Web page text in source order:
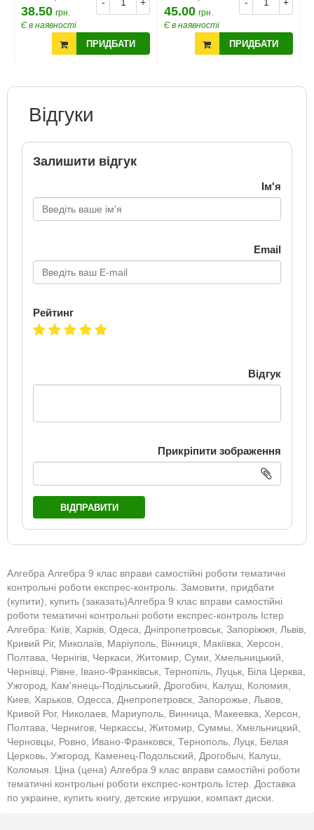
38.50 грн.
Є в наявності
ПРИДБАТИ
45.00 грн.
Є в наявності
ПРИДБАТИ
Відгуки
Залишити відгук
Ім'я
Email
Рейтинг
Відгук
Прикріпити зображення
ВІДПРАВИТИ
Алгебра Алгебра 9 клас вправи самостійні роботи тематичні
контрольні роботи експрес-контроль. Замовити, придбати
(купити), купить (заказать)Алгебра 9 клас вправи самостійні
роботи тематичні контрольні роботи експрес-контроль Істер
Алгебра: Київ, Харків, Одеса, Дніпропетровськ, Запоріжжя, Львів,
Кривий Ріг, Миколаїв, Маріуполь, Вінниця, Макіївка, Херсон,
Полтава, Чернігів, Черкаси, Житомир, Суми, Хмельницький,
Чернівці, Рівне, Івано-Франківськ, Тернопіль, Луцьк, Біла Церква,
Ужгород, Кам'янець-Подільський, Дрогобич, Калуш, Коломия,
Киев, Харьков, Одесса, Днепропетровск, Запорожье, Львов,
Кривой Рог, Николаев, Мариуполь, Винница, Макеевка, Херсон,
Полтава, Чернигов, Черкассы, Житомир, Суммы, Хмельницкий,
Черновцы, Ровно, Ивано-Франковск, Тернополь, Луцк, Белая
Церковь, Ужгород, Каменец-Подольский, Дрогобыч, Калуш,
Коломыя. Ціна (цена) Алгебра 9 клас вправи самостійні роботи
тематичні контрольні роботи експрес-контроль Істер. Доставка
по украине, купить книгу, детские игрушки, компакт диски.